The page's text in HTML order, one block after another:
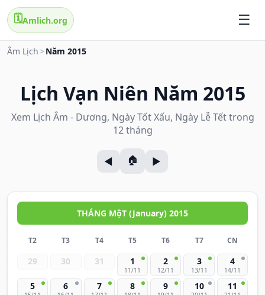
🗓️Amlich.org
Âm Lịch > Năm 2015
Lịch Vạn Niên Năm 2015
Xem Lịch Âm - Dương, Ngày Tốt Xấu, Ngày Lễ Tết trong
12 tháng
THÁNG MộT (January) 2015
T2 T3 T4 T5 T6 T7 CN
29 30 31 1
11/11
2
12/11
3
13/11
4
14/11
5 6 7 8 9 10 11